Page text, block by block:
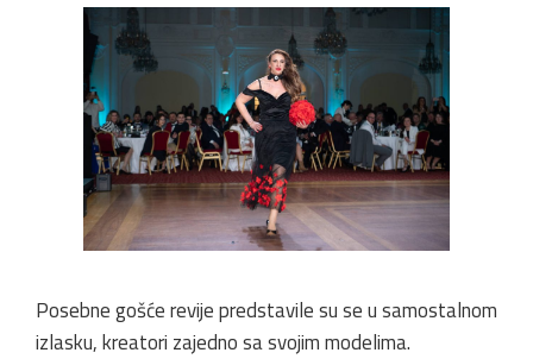
Posebne gošće revije predstavile su se u samostalnom
izlasku, kreatori zajedno sa svojim modelima.